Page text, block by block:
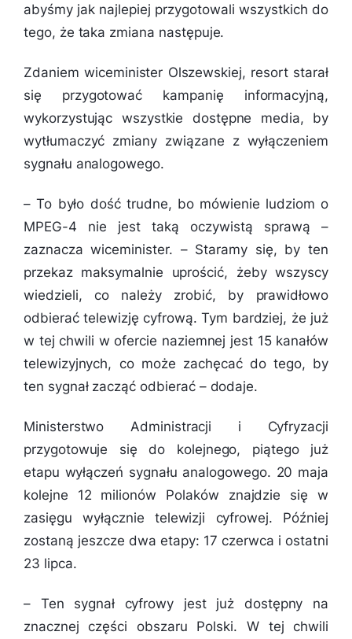
abyśmy jak najlepiej przygotowali wszystkich do
tego, że taka zmiana następuje.
Zdaniem wiceminister Olszewskiej, resort starał
się przygotować kampanię informacyjną,
wykorzystując wszystkie dostępne media, by
wytłumaczyć zmiany związane z wyłączeniem
sygnału analogowego.
–To było dość trudne, bo mówienie ludziom o
MPEG-4 nie jest taką oczywistą sprawą –
zaznacza wiceminister. – Staramy się, by ten
przekaz maksymalnie uprościć, żeby wszyscy
wiedzieli, co należy zrobić, by prawidłowo
odbierać telewizję cyfrową. Tym bardziej, że już
w tej chwili w ofercie naziemnej jest 15 kanałów
telewizyjnych, co może zachęcać do tego, by
ten sygnał zacząć odbierać – dodaje.
Ministerstwo Administracji i Cyfryzacji
przygotowuje się do kolejnego, piątego już
etapu wyłączeń sygnału analogowego. 20 maja
kolejne 12 milionów Polaków znajdzie się w
zasięgu wyłącznie telewizji cyfrowej. Później
zostaną jeszcze dwa etapy: 17 czerwca i ostatni
23 lipca.
– Ten sygnał cyfrowy jest już dostępny na
znacznej części obszaru Polski. W tej chwili